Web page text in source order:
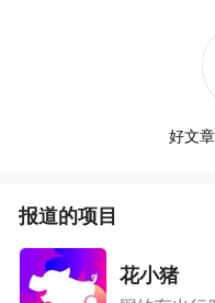
好文
报道的项目
花小猪